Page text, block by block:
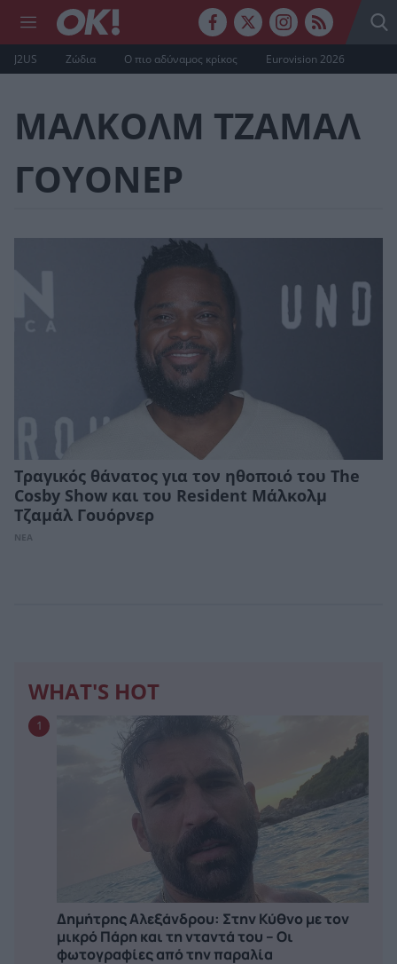
J2US Ζώδια Ο πιο αδύναμος κρίκος Eurovision 2026
ΜΑΛΚΟΛΜ ΤΖΑΜΑΛ
ΓΟΥΟΝΕΡ
Τραγικός θάνατος για τον ηθοποιό του The
Cosby Show και του Resident Μάλκολμ
Τζαμάλ Γουόρνερ
ΝΕΑ
WHAT'S HOT
1
Δημήτρης Αλεξάνδρου: Στην Κύθνο με τον
μικρό Πάρη και τη νταντά του – Οι
φωτογραφίες από την παραλία